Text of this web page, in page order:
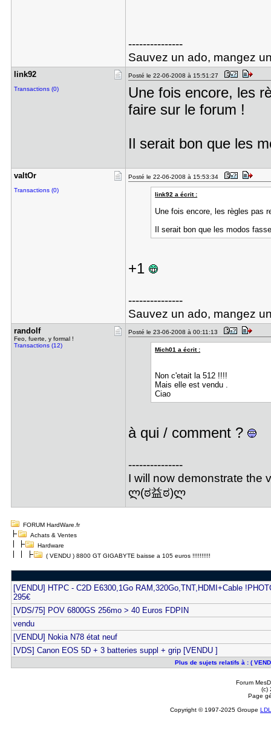
---------------
Sauvez un ado, mangez
link92
Transactions (0)
Posté le 22-06-2008 à 15:51:27
Une fois encore, les
faire sur le forum !
Il serait bon que les
valtOr
Transactions (0)
Posté le 22-06-2008 à 15:53:34
link92 a écrit :
Une fois encore, les règles pas
Il serait bon que les modos
+1
---------------
Sauvez un ado, mangez
randolf
Feo, fuerte, y formal !
Transactions (12)
Posté le 23-06-2008 à 00:11:13
Mich01 a écrit :
Non c'etait la 512 !!!!
Mais elle est vendu .
Ciao
à qui / comment ?
---------------
I will now demonstrate the
ლ(ಠ益ಠ)ლ
FORUM HardWare.fr
Achats & Ventes
Hardware
( VENDU ) 8800 GT GIGABYTE baisse a 105 euros !!!!!!!!!!
[VENDU] HTPC - C2D E6300,1Go RAM,320Go,TNT,HDMI+Cable
295€
[VDS/75] POV 6800GS 256mo > 40 Euros FDPIN
vendu
[VENDU] Nokia N78 état neuf
[VDS] Canon EOS 5D + 3 batteries suppl + grip [VENDU ]
Plus de sujets relatifs à : (
Forum
(c)
Page
Copyright © 1997-2025 Groupe